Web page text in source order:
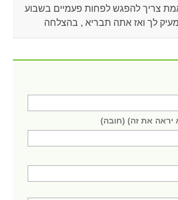
צריך להפגש לפחות פעמיים בשבוע
לך ואז אתה תבריא , בהצלחה
יראה את זה) (חובה)